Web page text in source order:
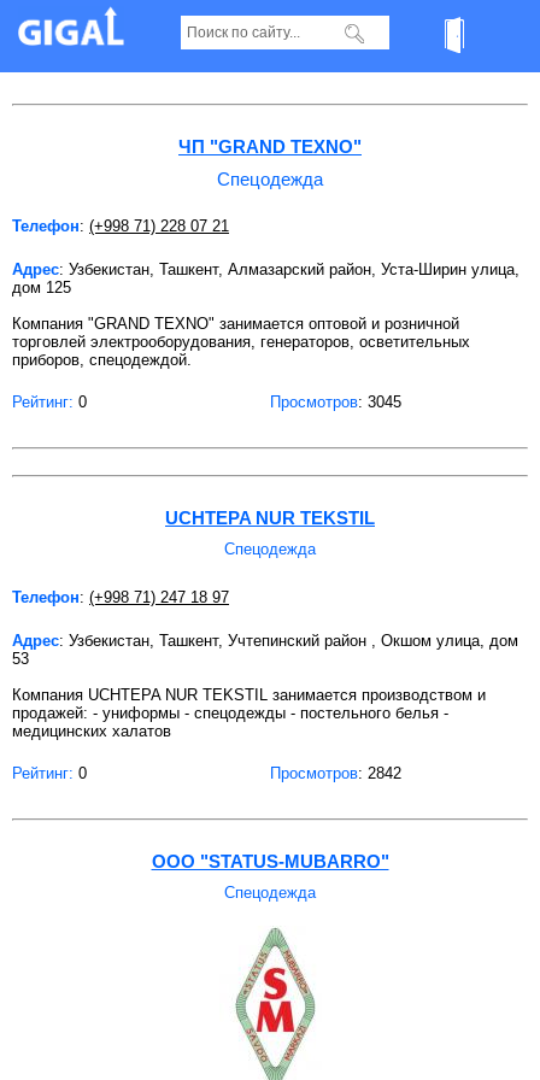
Спецодежда в Ташкенте Страница 7
ЧП "GRAND TEXNO"
Спецодежда
Телефон: (+998 71) 228 07 21
Адрес: Узбекистан, Ташкент, Алмазарский район, Уста-Ширин улица,
дом 125
Компания "GRAND TEXNO" занимается оптовой и розничной
торговлей электрооборудования, генераторов, осветительных
приборов, спецодеждой.
Рейтинг: 0 Просмотров: 3045
UCHTEPA NUR TEKSTIL
Спецодежда
Телефон: (+998 71) 247 18 97
Адрес: Узбекистан, Ташкент, Учтепинский район , Окшом улица, дом
53
Компания UCHTEPA NUR TEKSTIL занимается производством и
продажей: - униформы - спецодежды - постельного белья -
медицинских халатов
Рейтинг: 0 Просмотров: 2842
OOO "STATUS-MUBARRO"
Спецодежда